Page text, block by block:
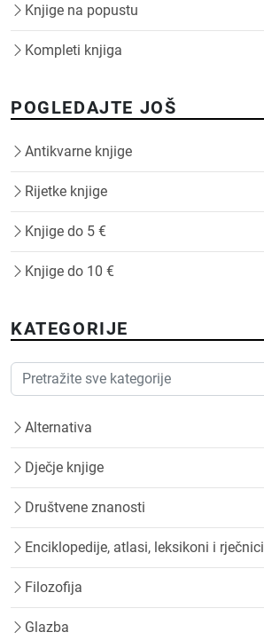
Knjige na popustu
Kompleti knjiga
POGLEDAJTE JOŠ
Antikvarne knjige
Rijetke knjige
Knjige do 5 €
Knjige do 10 €
KATEGORIJE
Alternativa
Dječje knjige
Društvene znanosti
Enciklopedije, atlasi, leksikoni i rječnici
Filozofija
Glazba